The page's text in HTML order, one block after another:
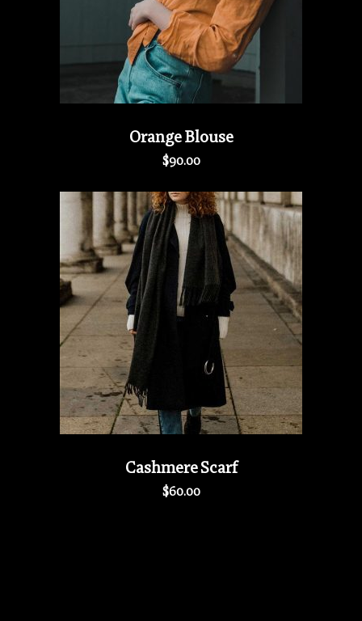
Orange Blouse
$90.00
Cashmere Scarf
$60.00